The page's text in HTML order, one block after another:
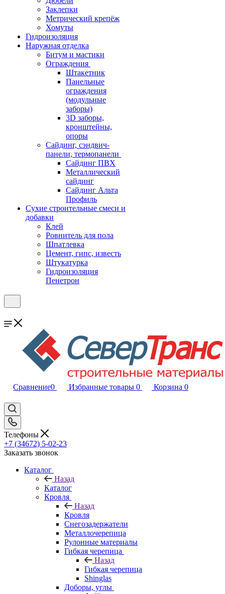
Заклепки
Метрический крепёж
Хомуты
Гидроизоляция
Наружная отделка
Битум и мастики
Ограждения
Штакетник
Панельные
ограждения
(модульные
заборы)
3D заборы,
кронштейны,
опоры
Cайдинг, сэндвич-
панели, термопанели
Сайдинг ПВХ
Металлический
сайдинг
Сайдинг Альта
Профиль
Сухие строительные смеси и
добавки
Клей
Ровнитель для пола
Шпатлевка
Цемент, гипс, известь
Штукатурка
Гидроизоляция
Пенетрон
Сравнение0 Избранные товары 0 Корзина 0
Телефоны
+7 (34672) 5-02-23
Заказать звонок
Каталог
Назад
Каталог
Кровля
Назад
Кровля
Снегозадержатели
Металлочерепица
Рулонные материалы
Гибкая черепица
Назад
Гибкая черепица
Shinglas
Доборы, углы